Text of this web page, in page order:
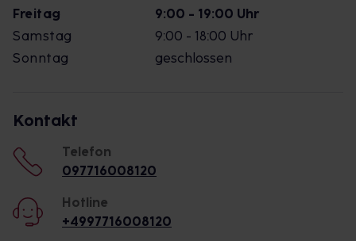
Freitag
9:00 - 19:00 Uhr
Samstag
9:00 - 18:00 Uhr
Sonntag
geschlossen
Kontakt
Telefon
097716008120
Hotline
+4997716008120